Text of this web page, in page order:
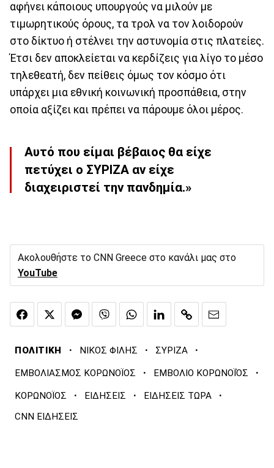
αφήνει κάποιους υπουργούς να μιλούν με
τιμωρητικούς όρους, τα τρολ να τον λοιδορούν
στο δίκτυο ή στέλνει την αστυνομία στις πλατείες.
Έτσι δεν αποκλείεται να κερδίζεις για λίγο το μέσο
τηλεθεατή, δεν πείθεις όμως τον κόσμο ότι
υπάρχει μια εθνική κοινωνική προσπάθεια, στην
οποία αξίζει και πρέπει να πάρουμε όλοι μέρος.
Αυτό που είμαι βέβαιος θα είχε
πετύχει ο ΣΥΡΙΖΑ αν είχε
διαχειριστεί την πανδημία.»
Ακολουθήστε το CNN Greece στο κανάλι μας στο
YouTube
ΠΟΛΙΤΙΚΗ · ΝΙΚΟΣ ΦΙΛΗΣ · ΣΥΡΙΖΑ ·
ΕΜΒΟΛΙΑΣΜΟΣ ΚΟΡΩΝΟΪΟΣ · ΕΜΒΟΛΙΟ ΚΟΡΩΝΟΪΌΣ ·
ΚΟΡΩΝΟΪΟΣ · ΕΙΔΗΣΕΙΣ · ΕΙΔΗΣΕΙΣ ΤΩΡΑ ·
CNN ΕΙΔΗΣΕΙΣ